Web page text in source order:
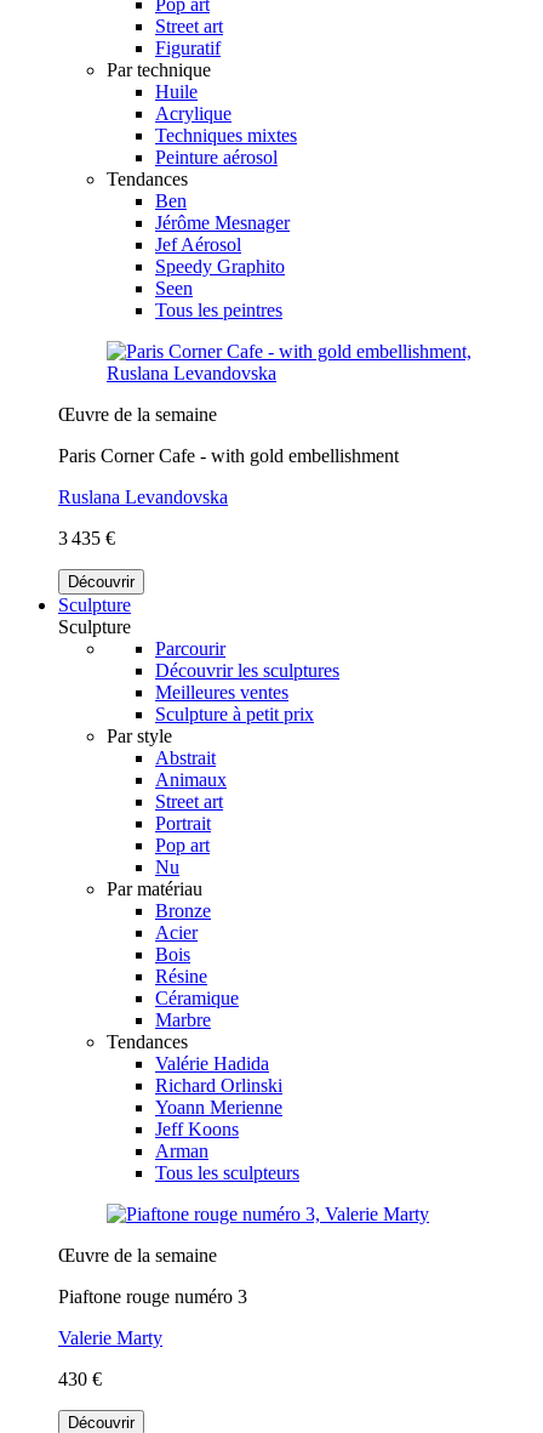
Street art
Figuratif
Par technique
Huile
Acrylique
Techniques mixtes
Peinture aérosol
Tendances
Ben
Jérôme Mesnager
Jef Aérosol
Speedy Graphito
Seen
Tous les peintres
Œuvre de la semaine
Paris Corner Cafe - with gold embellishment
Ruslana Levandovska
3 435 €
Découvrir
Sculpture
Sculpture
Parcourir
Découvrir les sculptures
Meilleures ventes
Sculpture à petit prix
Par style
Abstrait
Animaux
Street art
Portrait
Pop art
Nu
Par matériau
Bronze
Acier
Bois
Résine
Céramique
Marbre
Tendances
Valérie Hadida
Richard Orlinski
Yoann Merienne
Jeff Koons
Arman
Tous les sculpteurs
Œuvre de la semaine
Piaftone rouge numéro 3
Valerie Marty
430 €
Découvrir